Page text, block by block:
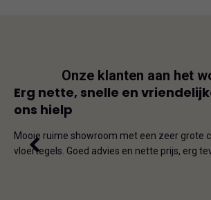
Onze klanten aan het
Erg nette, snelle en
ons hielp
Mooie ruime showroom met een zeer grote
vloertegels. Goed advies en nette prijs, erg